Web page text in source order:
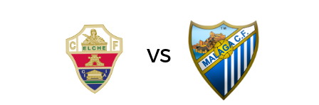
vs